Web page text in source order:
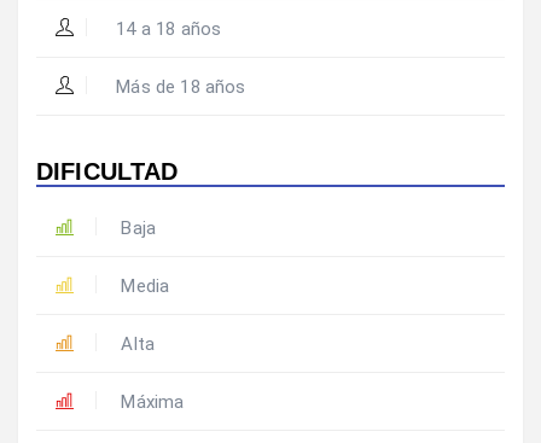
14 a 18 años
Más de 18 años
DIFICULTAD
Baja
Media
Alta
Máxima